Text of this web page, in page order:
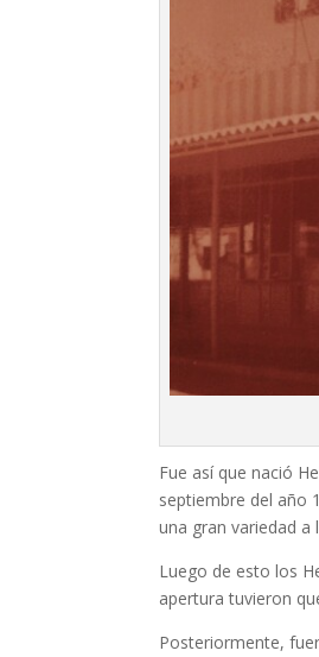
Fue así que nació
septiembre del año
una gran variedad a
Luego de esto los
apertura tuvieron
Posteriormente,